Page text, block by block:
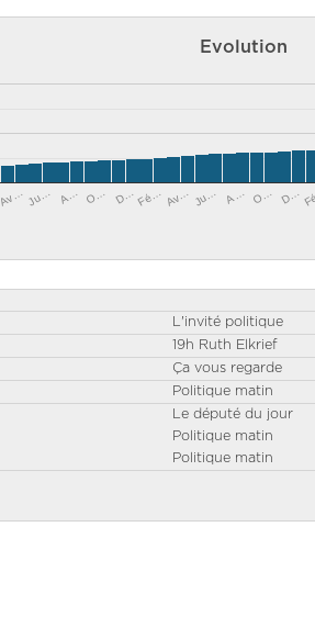
Evolution
Av… Ju… A… O… D…Fé… Av… Ju… A… O… D…
L'invité politique
19h Ruth Elkrief
Ça vous regarde
Politique matin
Le député du jour
Politique matin
Politique matin